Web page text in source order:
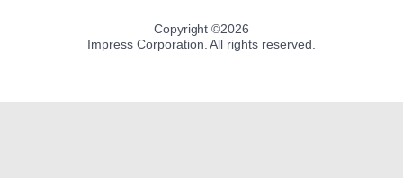
Copyright ©2026
Impress Corporation. All rights reserved.